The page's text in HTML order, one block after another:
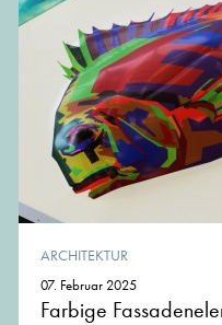
ARCHITEKTUR
07. Februar 2025
Farbige